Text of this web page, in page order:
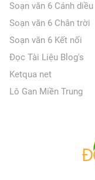
Soạn văn 6 Cánh diều
Soạn văn 6 Chân trời
Soạn văn 6 Kết nối
Đọc Tài Liệu Blog's
Ketqua net
Lô Gan Miền Trung